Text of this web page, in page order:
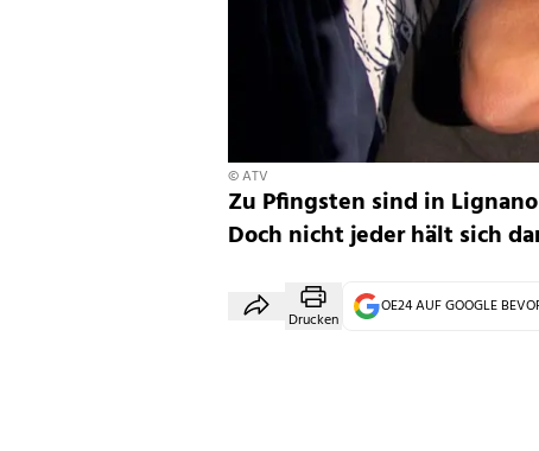
© ATV
Zu Pfingsten sind in
Doch nicht jeder hält sich
Drucken
OE24 AUF GOOGLE